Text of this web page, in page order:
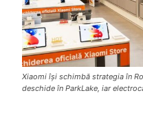
Xiaomi își schimbă strategia în
deschide în ParkLake, iar